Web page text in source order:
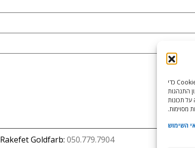
כדי לספק את חוויות המשתמש הטובות ביותר, אנו משתמשים בטכנולוגיות כמו קובצי Cookie כדי
התנהגות
על תכונות
מסוימות.
השימוש
Rakefet Goldfarb:050.779.7904